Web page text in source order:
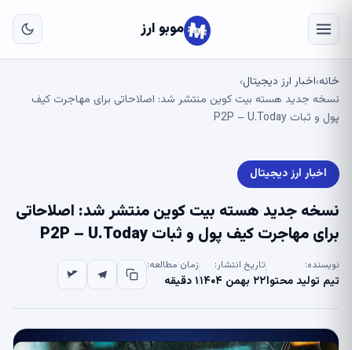
موبو ارز
خانه›اخبار ارز دیجیتال›
نسخه جدید هسته بیت کوین منتشر شد: اصلاحاتی برای مهاجرت کیف
پول و ثبات P2P – U.Today
اخبار ارز دیجیتال
نسخه جدید هسته بیت کوین منتشر شد: اصلاحاتی
برای مهاجرت کیف پول و ثبات P2P – U.Today
نویسنده:
تیم تولید محتوا
تاریخ انتشار:
۲۲ بهمن ۱۴۰۴
زمان مطالعه:
۱ دقیقه